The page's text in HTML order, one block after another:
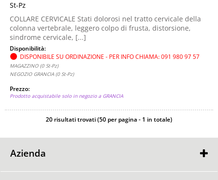
St-Pz
COLLARE CERVICALE Stati dolorosi nel tratto cervicale della
colonna vertebrale, leggero colpo di frusta, distorsione,
sindrome cervicale, [...]
Disponibilità:
DISPONIBILE SU ORDINAZIONE - PER INFO CHIAMA: 091 980 97 57
MAGAZZINO (0 St-Pz)
NEGOZIO GRANCIA (0 St-Pz)
Prezzo:
Prodotto acquistabile solo in negozio a GRANCIA
20 risultati trovati (50 per pagina - 1 in totale)
Azienda